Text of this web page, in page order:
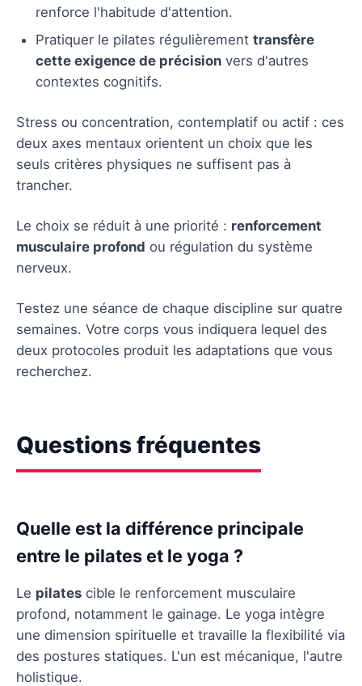
renforce l'habitude d'attention.
Pratiquer le pilates régulièrement transfère
cette exigence de précision vers d'autres
contextes cognitifs.
Stress ou concentration, contemplatif ou actif : ces
deux axes mentaux orientent un choix que les
seuls critères physiques ne suffisent pas à
trancher.
Le choix se réduit à une priorité : renforcement
musculaire profond ou régulation du système
nerveux.
Testez une séance de chaque discipline sur quatre
semaines. Votre corps vous indiquera lequel des
deux protocoles produit les adaptations que vous
recherchez.
Questions fréquentes
Quelle est la différence principale
entre le pilates et le yoga ?
Le pilates cible le renforcement musculaire
profond, notamment le gainage. Le yoga intègre
une dimension spirituelle et travaille la flexibilité via
des postures statiques. L'un est mécanique, l'autre
holistique.